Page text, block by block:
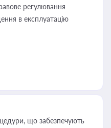
регулювання
в експлуатацію
що забезпечують